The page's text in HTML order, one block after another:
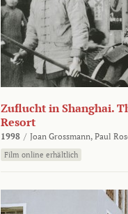
Zuflucht in Shanghai.
Resort
1998 / Joan Grossmann, Paul
Film online erhältlich